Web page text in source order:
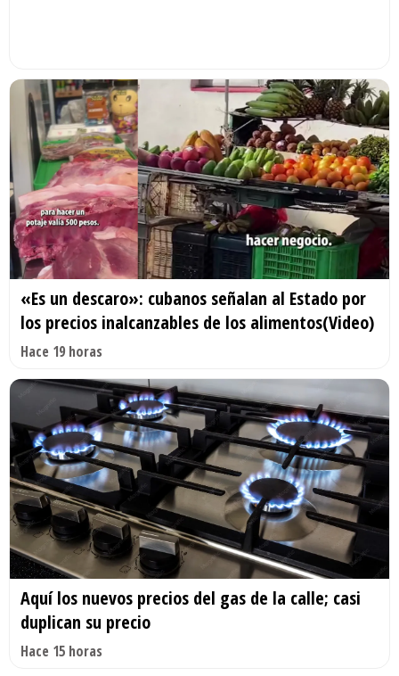
«Es un descaro»: cubanos señalan al Estado por
los precios inalcanzables de los alimentos(Video)
Hace 19 horas
Aquí los nuevos precios del gas de la calle; casi
duplican su precio
Hace 15 horas